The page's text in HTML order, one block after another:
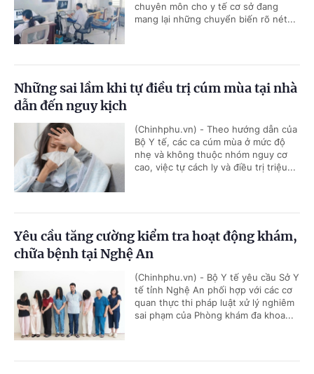
chuyên môn cho y tế cơ sở đang
mang lại những chuyển biến rõ nét...
Những sai lầm khi tự điều trị cúm mùa tại nhà
dẫn đến nguy kịch
(Chinhphu.vn) - Theo hướng dẫn của
Bộ Y tế, các ca cúm mùa ở mức độ
nhẹ và không thuộc nhóm nguy cơ
cao, việc tự cách ly và điều trị triệu...
Yêu cầu tăng cường kiểm tra hoạt động khám,
chữa bệnh tại Nghệ An
(Chinhphu.vn) - Bộ Y tế yêu cầu Sở Y
tế tỉnh Nghệ An phối hợp với các cơ
quan thực thi pháp luật xử lý nghiêm
sai phạm của Phòng khám đa khoa...